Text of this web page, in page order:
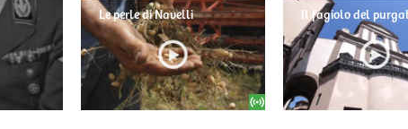
Le perle di Navelli Il fagiolo del